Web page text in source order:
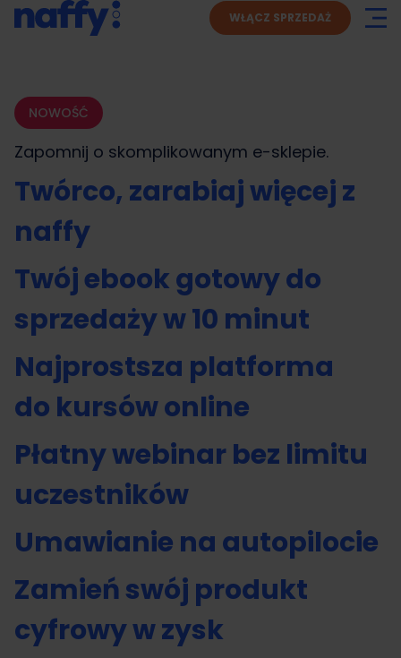
WŁĄCZ SPRZEDAŻ
NOWOŚĆ
Zapomnij o skomplikowanym e-sklepie.
Twórco, zarabiaj więcej z
naffy
Twój ebook gotowy do
sprzedaży w 10 minut
Najprostsza platforma
do kursów online
Płatny webinar bez limitu
uczestników
Umawianie na autopilocie
Zamień swój produkt
cyfrowy w zysk